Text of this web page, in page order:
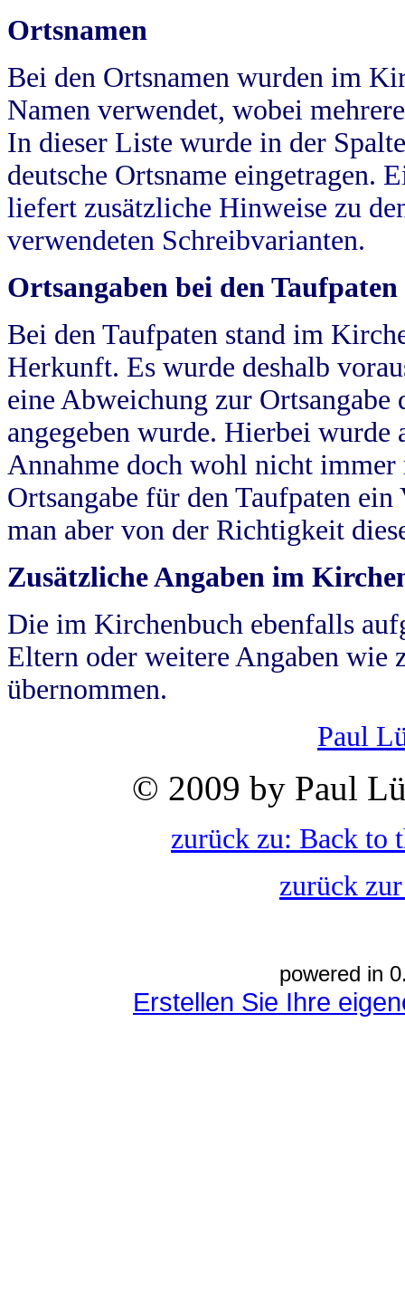
Ortsnamen
Bei den Ortsnamen wurden im
Namen verwendet, wobei
In dieser Liste wurde in der
deutsche Ortsname eingetragen.
liefert zusätzliche Hinweise zu
verwendeten Schreibvarianten.
Ortsangaben bei den Taufpaten
Bei den Taufpaten stand im
Herkunft. Es wurde deshalb
eine Abweichung zur
angegeben wurde. Hierbei wurde
Annahme doch wohl nicht
Ortsangabe für den Taufpaten
man aber von der Richtigkeit
Zusätzliche Angaben im
Die im Kirchenbuch ebenfalls
Eltern oder weitere Angaben wie
übernommen.
Paul
© 2009 by Paul
zurück zu: Back to
zurück
powered in
Erstellen Sie Ihre